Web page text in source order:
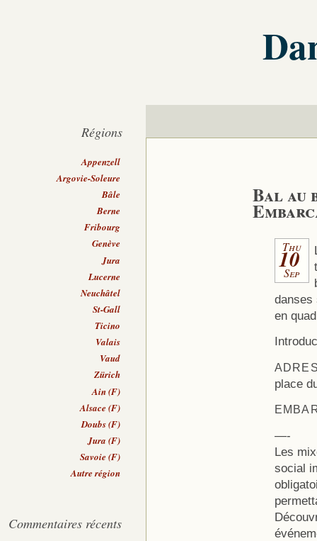
Bal au
Thu
10
Sep
danses
en
place
—-
Les
social
Régions
Appenzell
Argovie-Soleure
Bâle
Berne
Fribourg
Genève
Jura
Lucerne
Neuchâtel
St-Gall
Ticino
Valais
Vaud
Zürich
Ain (F)
Alsace (F)
Doubs (F)
Jura (F)
Savoie (F)
Autre région
Commentaires récents